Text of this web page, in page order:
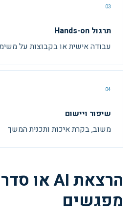
03
תרגול Hands-on
עבודה אישית או בקבוצות על
04
שיפור ויישום
משוב, בקרת איכות ותכנית המשך
מפגשים